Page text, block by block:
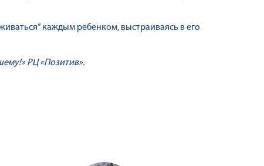
каждым ребенком, выстраиваясь в его
РЦ «Позитив».